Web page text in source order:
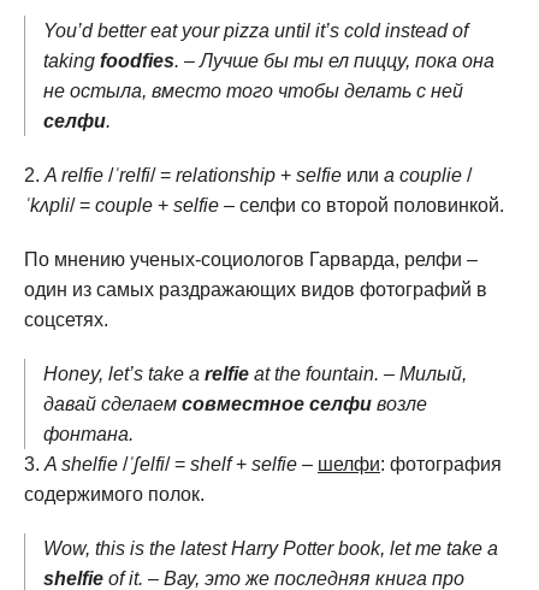
You’d better eat your pizza until it’s cold instead of
taking foodfies. – Лучше бы ты ел пиццу, пока она
не остыла, вместо того чтобы делать с ней
селфи.
A relfie /ˈrelfi/ = relationship + selfie или a couplie /
ˈkʌpli/ = couple + selfie – селфи со второй половинкой.
По мнению ученых-социологов Гарварда, релфи –
один из самых раздражающих видов фотографий в
соцсетях.
Honey, let’s take a relfie at the fountain. – Милый,
давай сделаем совместное селфи возле
фонтана.
A shelfie /ˈʃelfi/ = shelf+ selfie – шелфи: фотография
содержимого полок.
Wow, this is the latest Harry Potter book, let me take a
shelfie of it. – Вау, это же последняя книга про